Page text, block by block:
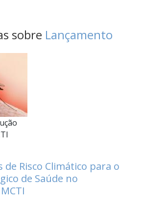
sobre Lançamento
de Risco Climático para o
de Saúde no